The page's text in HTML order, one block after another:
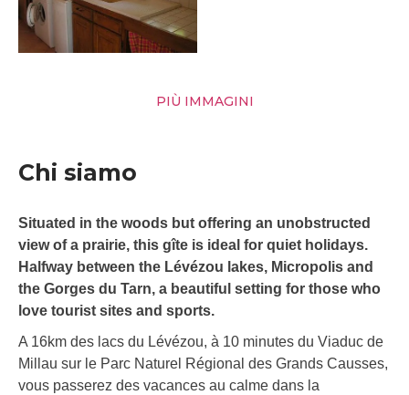
PIÙ IMMAGINI
Chi siamo
Situated in the woods but offering an unobstructed
view of a prairie, this gîte is ideal for quiet holidays.
Halfway between the Lévézou lakes, Micropolis and
the Gorges du Tarn, a beautiful setting for those who
love tourist sites and sports.
A 16km des lacs du Lévézou, à 10 minutes du Viaduc de
Millau sur le Parc Naturel Régional des Grands Causses,
vous passerez des vacances au calme dans la